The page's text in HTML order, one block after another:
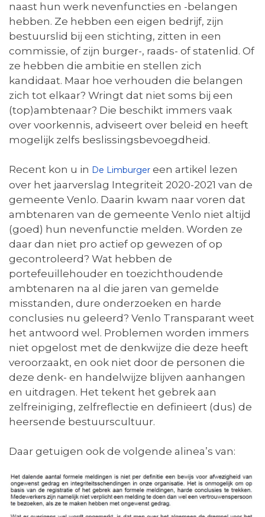
naast hun werk nevenfuncties en -belangen
hebben. Ze hebben een eigen bedrijf, zijn
bestuurslid bij een stichting, zitten in een
commissie, of zijn burger-, raads- of statenlid. Of
ze hebben die ambitie en stellen zich
kandidaat. Maar hoe verhouden die belangen
zich tot elkaar? Wringt dat niet soms bij een
(top)ambtenaar? Die beschikt immers vaak
over voorkennis, adviseert over beleid en heeft
mogelijk zelfs beslissingsbevoegdheid.
Recent kon u in De Limburger een artikel lezen
over het jaarverslag Integriteit 2020-2021 van de
gemeente Venlo. Daarin kwam naar voren dat
ambtenaren van de gemeente Venlo niet altijd
(goed) hun nevenfunctie melden. Worden ze
daar dan niet pro actief op gewezen of op
gecontroleerd? Wat hebben de
portefeuillehouder en toezichthoudende
ambtenaren na al die jaren van gemelde
misstanden, dure onderzoeken en harde
conclusies nu geleerd? Venlo Transparant weet
het antwoord wel. Problemen worden immers
niet opgelost met de denkwijze die deze heeft
veroorzaakt, en ook niet door de personen die
deze denk- en handelwijze blijven aanhangen
en uitdragen. Het tekent het gebrek aan
zelfreiniging, zelfreflectie en definieert (dus) de
heersende bestuurscultuur.
Daar getuigen ook de volgende alinea’s van: